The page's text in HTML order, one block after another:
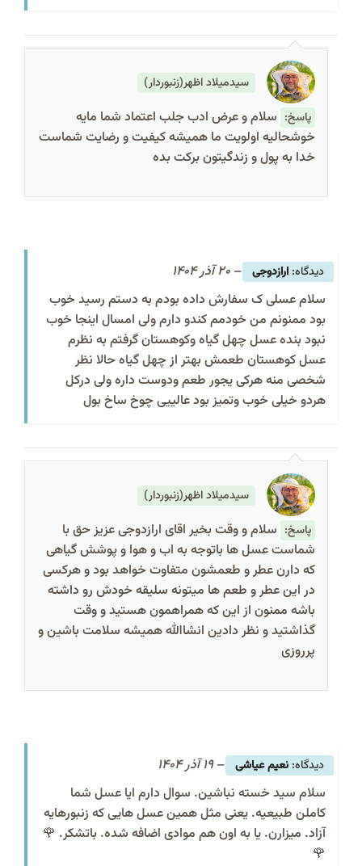
سیدمیلاد اظهر(زنبوردار)
پاسخ: سلام و عرض ادب جلب اعتماد شما مایه
خوشحالیه اولویت ما همیشه کیفیت و رضایت شماست
خدا به پول و زندگیتون برکت بده
ارازدوجی – 20 آذر 1404
سلام عسلی ک سفارش داده بودم به دستم رسید خوب
بود ممنونم من خودمم کندو دارم ولی امسال اینجا خوب
نبود بنده عسل چهل گیاه وکوهستان گرفتم به نظرم
عسل کوهستان طعمش بهتر از چهل گیاه حالا نظر
شخصی منه هرکی یجور طعم ودوست داره ولی درکل
هردو خیلی خوب وتمیز بود عالییی چوخ ساخ بول
سیدمیلاد اظهر(زنبوردار)
پاسخ: سلام و وقت بخیر اقای ارازدوجی عزیز حق با
شماست عسل ها باتوجه به اب و هوا و پوشش گیاهی
که دارن عطر و طعمشون متفاوت خواهد بود و هرکسی
در این عطر و طعم ها میتونه سلیقه خودش رو داشته
باشه ممنون از این که همراهمون هستید و وقت
گذاشتید و نظر دادین انشاالله همیشه سلامت باشین و
پرروزی
نعیم عیاشی – 19 آذر 1404
سلام سید خسته نباشین. سوال دارم ایا عسل شما
کاملن طبیعیه. یعنی مثل همین عسل هایی که زنبورهایه
آزاد. میزارن. یا به اون هم موادی اضافه شده. باتشکر. 🌹
🌹